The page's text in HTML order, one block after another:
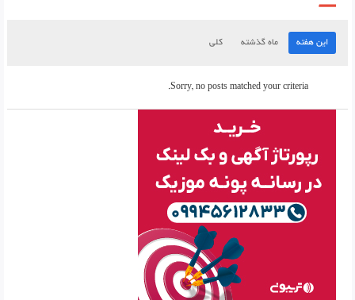
این هفته ماه گذشته کلی
Sorry, no posts matched your criteria.